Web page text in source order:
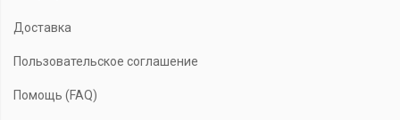
Доставка
Пользовательское соглашение
Помощь (FAQ)